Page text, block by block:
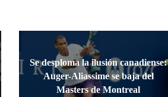
Se desploma la ilusión canadiense:
Auger-Aliassime se baja del
Masters de Montreal